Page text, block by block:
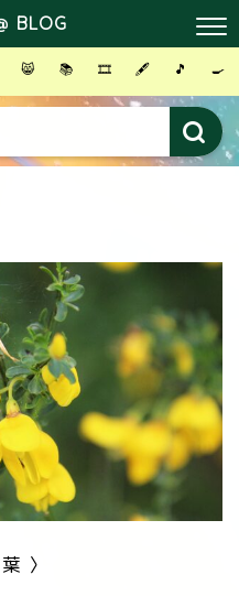
BLOG
😸 📚 🎞 🖋 🎵 🍳
〉